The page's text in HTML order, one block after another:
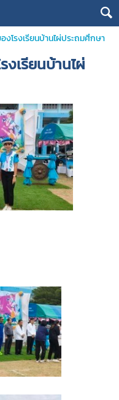
งโรงเรียนบ้านไผ่ประถมศึกษา
เรียนบ้านไผ่